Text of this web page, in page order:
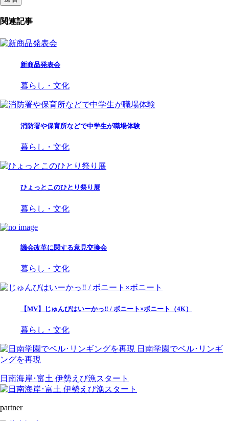
関連記事
新商品発表会
暮らし・文化
消防署や保育所などで中学生が職場体験
暮らし・文化
ひょっとこのひとり祭り展
暮らし・文化
議会改革に関する意見交換会
暮らし・文化
【MV】じゅんびはいーかっ‼ / ボニート×ボニート（4K）
暮らし・文化
日南学園でベル･リンギ
ングを再現
日南海岸･富土 伊勢えび漁スタート
partner